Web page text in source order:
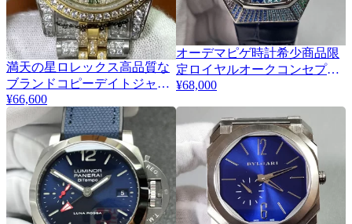
2
満天の星ロレックス高品質な
ブランドコピーデイトジャス
ト M126233-0049
¥66,600
オーデマピゲ時計希少商品限
定ロイヤルオークコンセプト
トゥールビヨン
¥68,000